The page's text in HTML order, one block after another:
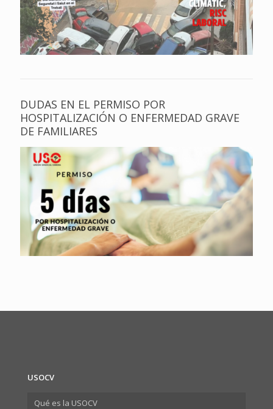
DUDAS EN EL PERMISO POR
HOSPITALIZACIÓN O ENFERMEDAD GRAVE
DE FAMILIARES
USOCV
Qué es la USOCV